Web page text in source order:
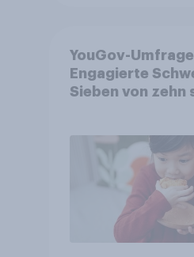
YouGov-
Engagierte
Sieben von zehn